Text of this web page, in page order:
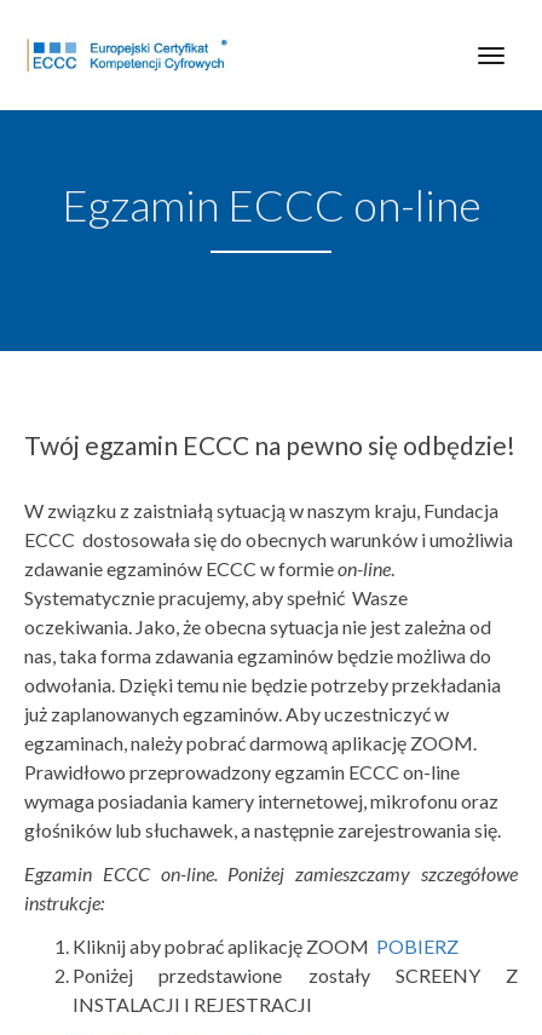
Egzamin ECCC on-line
Twój egzamin ECCC na pewno się odbędzie!
W związku z zaistniałą sytuacją w naszym kraju, Fundacja
ECCC dostosowała się do obecnych warunków i umożliwia
zdawanie egzaminów ECCC w formieon-line.
Systematycznie pracujemy, aby spełnić Wasze
oczekiwania. Jako, że obecna sytuacja nie jest zależna od
nas, taka forma zdawania egzaminów będzie możliwa do
odwołania. Dzięki temu nie będzie potrzeby przekładania
już zaplanowanych egzaminów. Aby uczestniczyć w
egzaminach, należy pobrać darmową aplikację ZOOM.
Prawidłowo przeprowadzony egzamin ECCC on-line
wymaga posiadania kamery internetowej, mikrofonu oraz
głośników lub słuchawek, a następnie zarejestrowania się.
Egzamin ECCC on-line. Poniżej zamieszczamy szczegółowe
instrukcje:
Kliknij aby pobrać aplikację ZOOM POBIERZ
Poniżej przedstawione zostały SCREENY Z
INSTALACJI I REJESTRACJI